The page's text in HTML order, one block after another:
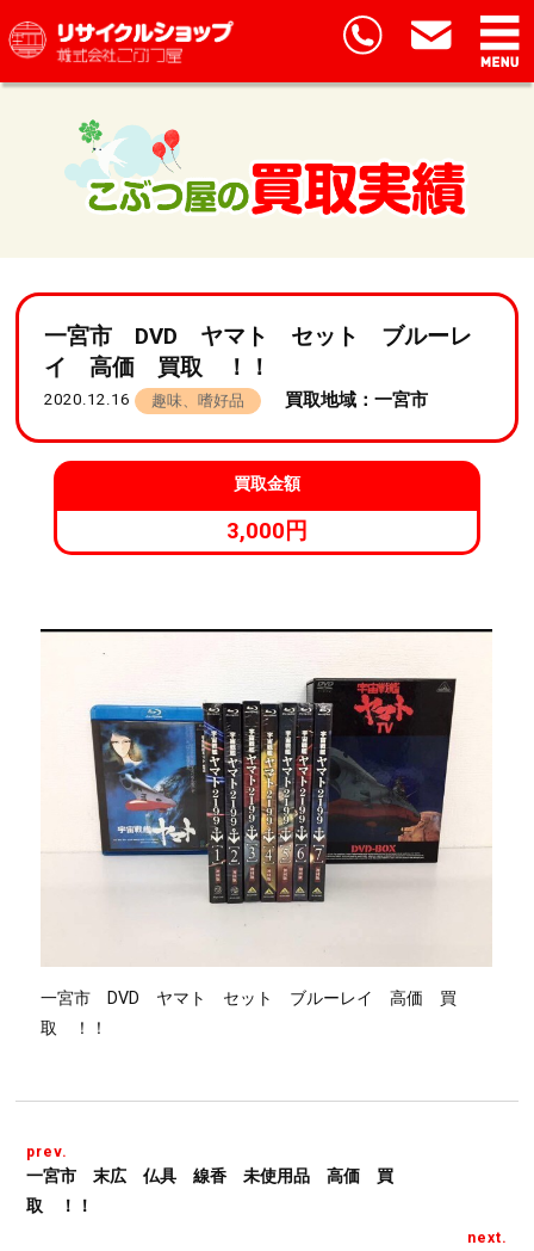
一宮市 DVD ヤマト セット ブルーレ
イ 高価 買取 ！！
2020.12.16 趣味、嗜好品 買取地域：一宮市
買取金額
3,000円
一宮市 DVD ヤマト セット ブルーレイ 高価 買
取 ！！
prev.
一宮市 末広 仏具 線香 未使用品 高価 買
取 ！！
next.